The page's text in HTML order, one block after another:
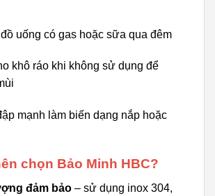
uống có gas hoặc sữa qua đêm
khô ráo khi không sử dụng để
mạnh làm biến dạng nắp hoặc
chọn Bảo Minh HBC?
đảm bảo– sử dụng inox 304,